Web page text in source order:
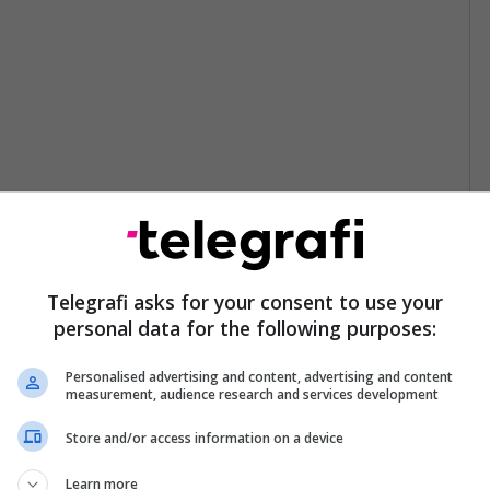
Telegrafi asks for your consent to use your
personal data for the following purposes:
Personalised advertising and content, advertising and content
measurement, audience research and services development
Store and/or access information on a device
Learn more